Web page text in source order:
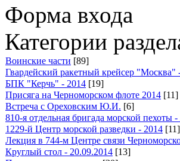
Форма входа
Категории
Воинские части [89]
Гвардейский ракетный крейсер "Москва"
БПК "Керчь" - 2014 [19]
Присяга на Черноморском флоте 2014 [11]
Встреча с Ореховским Ю.И. [6]
810-я отдельная бригада морской пехоты -
1229-й Центр морской разведки - 2014 [11]
Лекция в 744-м Центре связи
Круглый стол - 20.09.2014 [13]